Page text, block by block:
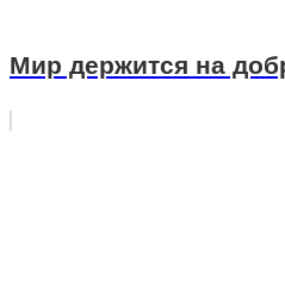
Мир держится на